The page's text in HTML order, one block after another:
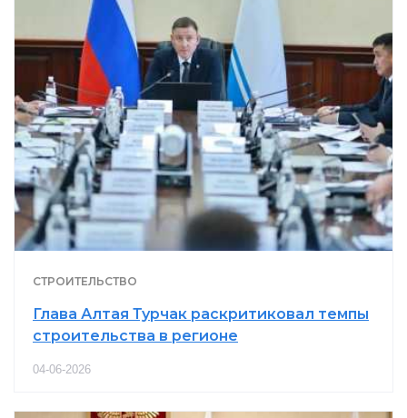
СТРОИТЕЛЬСТВО
Глава Алтая Турчак раскритиковал темпы
строительства в регионе
04-06-2026